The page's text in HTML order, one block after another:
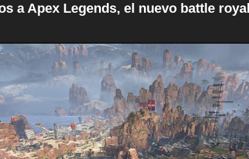
a Apex Legends, el nuevo battle